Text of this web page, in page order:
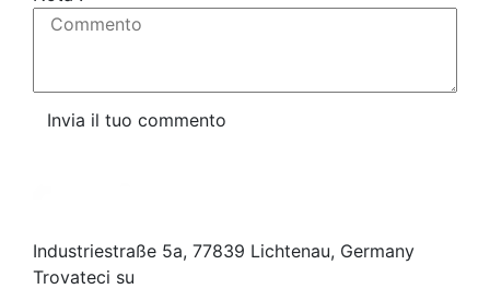
Commento
Invia il tuo commento
Industriestraße 5a, 77839 Lichtenau, Germany
Trovateci su